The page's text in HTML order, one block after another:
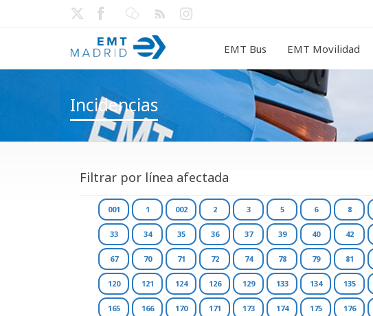
EMT Bus EMT Movilidad
Incidencias
Filtrar por línea afectada
001 1 002 2 3 5 6 8
33 34 35 36 37 39 40 42
67 70 71 72 74 78 79 81
120 121 124 126 129 133 134 135
165 166 170 171 173 174 175 176